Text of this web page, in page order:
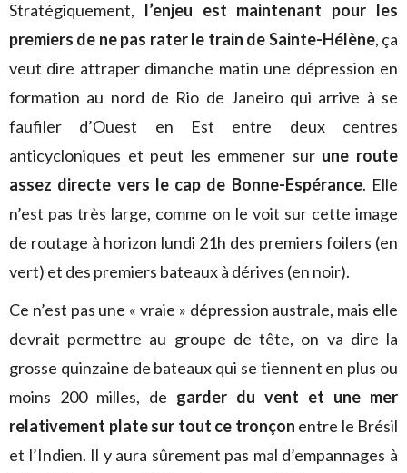
Stratégiquement, l’enjeu est maintenant pour les
premiers de ne pas rater le train de Sainte-Hélène, ça
veut dire attraper dimanche matin une dépression en
formation au nord de Rio de Janeiro qui arrive à se
faufiler d’Ouest en Est entre deux centres
anticycloniques et peut les emmener sur une route
assez directe vers le cap de Bonne-Espérance. Elle
n’est pas très large, comme on le voit sur cette image
de routage à horizon lundi 21h des premiers foilers (en
vert) et des premiers bateaux à dérives (en noir).
Ce n’est pas une « vraie » dépression australe, mais elle
devrait permettre au groupe de tête, on va dire la
grosse quinzaine de bateaux qui se tiennent en plus ou
moins 200 milles, de garder du vent et une mer
relativement plate sur tout ce tronçon entre le Brésil
et l’Indien. Il y aura sûrement pas mal d’empannages à